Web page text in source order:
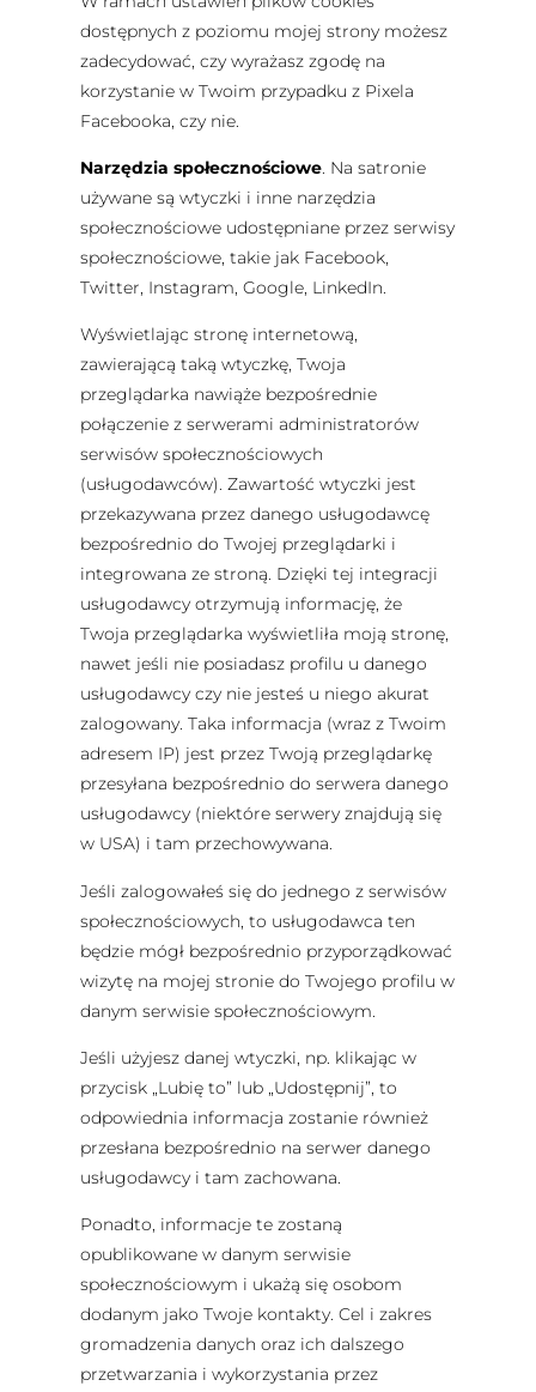
dostępnych z poziomu mojej strony możesz
zadecydować, czy wyrażasz zgodę na
korzystanie w Twoim przypadku z Pixela
Facebooka, czy nie.
Narzędzia społecznościowe. Na satronie
używane są wtyczki i inne narzędzia
społecznościowe udostępniane przez serwisy
społecznościowe, takie jak Facebook,
Twitter, Instagram, Google, LinkedIn.
Wyświetlając stronę internetową,
zawierającą taką wtyczkę, Twoja
przeglądarka nawiąże bezpośrednie
połączenie z serwerami administratorów
serwisów społecznościowych
(usługodawców). Zawartość wtyczki jest
przekazywana przez danego usługodawcę
bezpośrednio do Twojej przeglądarki i
integrowana ze stroną. Dzięki tej integracji
usługodawcy otrzymują informację, że
Twoja przeglądarka wyświetliła moją stronę,
nawet jeśli nie posiadasz profilu u danego
usługodawcy czy nie jesteś u niego akurat
zalogowany. Taka informacja (wraz z Twoim
adresem IP) jest przez Twoją przeglądarkę
przesyłana bezpośrednio do serwera danego
usługodawcy (niektóre serwery znajdują się
w USA) i tam przechowywana.
Jeśli zalogowałeś się do jednego z serwisów
społecznościowych, to usługodawca ten
będzie mógł bezpośrednio przyporządkować
wizytę na mojej stronie do Twojego profilu w
danym serwisie społecznościowym.
Jeśli użyjesz danej wtyczki, np. klikając w
przycisk „Lubię to” lub „Udostępnij”, to
odpowiednia informacja zostanie również
przesłana bezpośrednio na serwer danego
usługodawcy i tam zachowana.
Ponadto, informacje te zostaną
opublikowane w danym serwisie
społecznościowym i ukażą się osobom
dodanym jako Twoje kontakty. Cel i zakres
gromadzenia danych oraz ich dalszego
przetwarzania i wykorzystania przez